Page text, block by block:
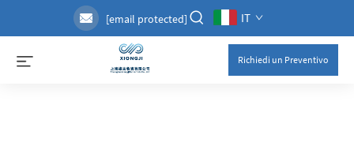
[email protected] IT
Richiedi un Preventivo